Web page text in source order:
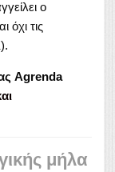
ο
όχι τις
Agrenda
μήλα